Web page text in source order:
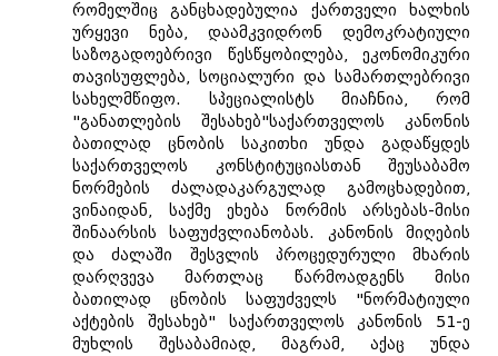
რომელშიც განცხადებულია ქართველი ხალხის
ურყევი ნება, დაამკვიდრონ დემოკრატიული
საზოგადოებრივი წესწყობილება, ეკონომიკური
თავისუფლება, სოციალური და სამართლებრივი
სახელმწიფო. სპეციალისტს მიაჩნია, რომ
"განათლების შესახებ"საქართველოს კანონის
ბათილად ცნობის საკითხი უნდა გადაწყდეს
საქართველოს კონსტიტუციასთან შეუსაბამო
ნორმების ძალადაკარგულად გამოცხადებით,
ვინაიდან, საქმე ეხება ნორმის არსებას-მისი
შინაარსის საფუძვლიანობას. კანონის მიღების
და ძალაში შესვლის პროცედურული მხარის
დარღვევა მართლაც წარმოადგენს მისი
ბათილად ცნობის საფუძველს "ნორმატიული
აქტების შესახებ" საქართველოს კანონის 51-ე
მუხლის შესაბამიად, მაგრამ, აქაც უნდა